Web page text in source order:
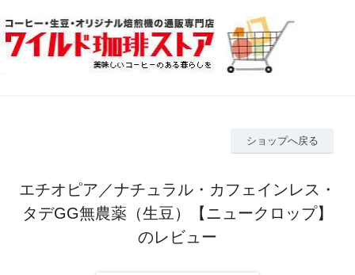
ショップへ戻る
エチオピア／ナチュラル・カフェインレス・
タデGG無農薬（生豆）【ニュークロップ】
のレビュー